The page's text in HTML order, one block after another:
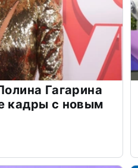
Гагарина
кадры с новым